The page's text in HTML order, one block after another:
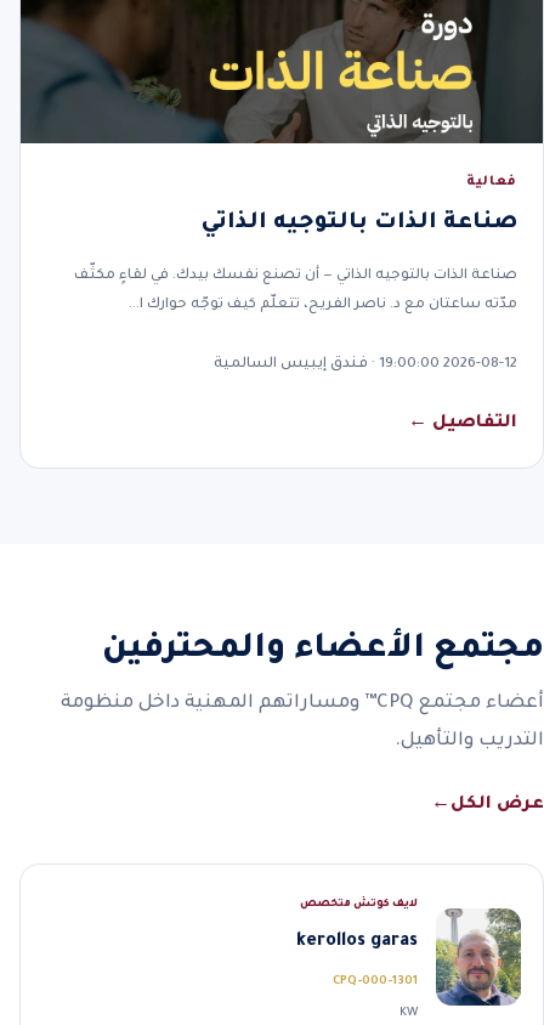
فعالية
صناعة الذات بالتوجيه الذاتي
صناعة الذات بالتوجيه الذاتي — أن تصنع نفسك بيدك. في لقاءٍ مكثّف
مدّته ساعتان مع د. ناصر الفريح، تتعلّم كيف توجّه حوارك ا…
2026-08-12 19:00:00 · فندق إيبيس السالمية
التفاصيل ←
مجتمع الأعضاء والمحترفين
أعضاء مجتمع CPQ™ ومساراتهم المهنية داخل منظومة
التدريب والتأهيل.
عرض الكل ←
لايف كوتش متخصص
kerollos garas
CPQ-000-1301
KW